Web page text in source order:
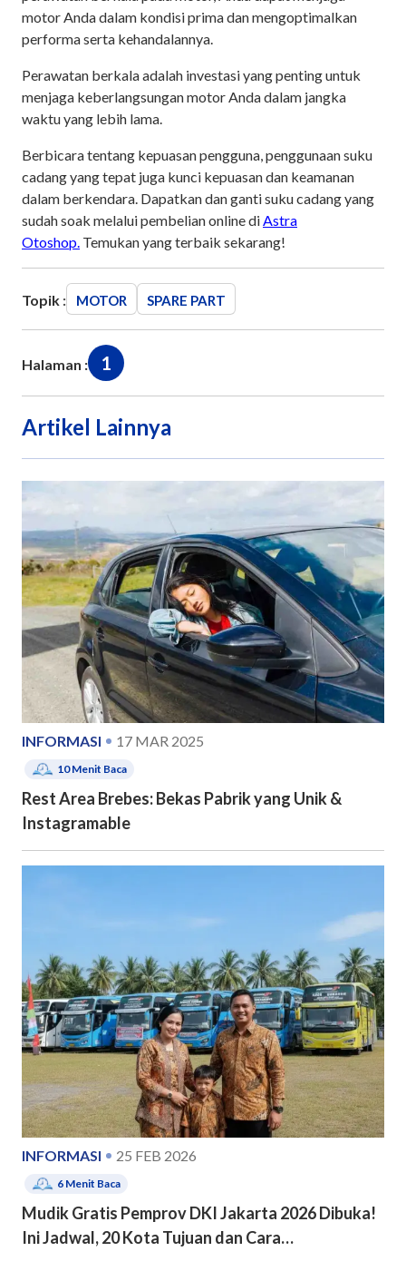
motor Anda dalam kondisi prima dan mengoptimalkan
performa serta kehandalannya.
Perawatan berkala adalah investasi yang penting untuk
menjaga keberlangsungan motor Anda dalam jangka
waktu yang lebih lama.
Berbicara tentang kepuasan pengguna, penggunaan suku
cadang yang tepat juga kunci kepuasan dan keamanan
dalam berkendara. Dapatkan dan ganti suku cadang yang
sudah soak melalui pembelian online diAstra
Otoshop. Temukan yang terbaik sekarang!
Topik : MOTOR SPARE PART
Halaman : 1
Artikel Lainnya
INFORMASI 17 MAR 2025
10Menit Baca
Rest Area Brebes: Bekas Pabrik yang Unik &
Instagramable
INFORMASI 25 FEB 2026
6 Menit Baca
Mudik Gratis Pemprov DKI Jakarta 2026 Dibuka!
Ini Jadwal, 20 Kota Tujuan dan Cara